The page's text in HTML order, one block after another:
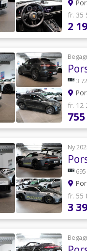
fr. 35
2
3
fr. 12
Ny
fr. 55
3